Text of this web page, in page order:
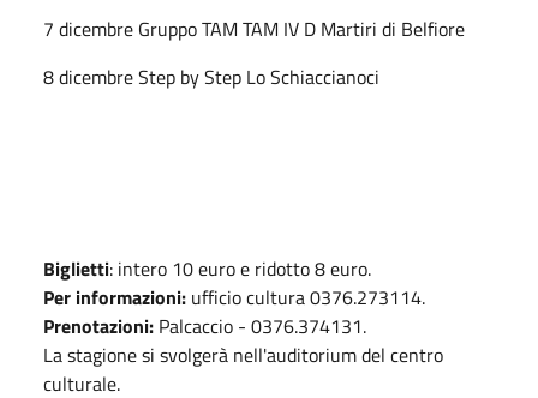
7 dicembre Gruppo TAM TAM IV D Martiri di Belfiore
8 dicembre Step by Step Lo Schiaccianoci
Biglietti: intero 10 euro e ridotto 8 euro.
Per informazioni: ufficio cultura 0376.273114.
Prenotazioni: Palcaccio - 0376.374131.
La stagione si svolgerà nell'auditorium del centro
culturale.